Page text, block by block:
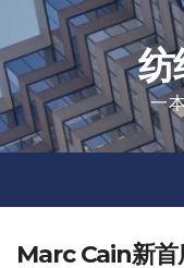
to
content
纺
一
Marc Cain新首